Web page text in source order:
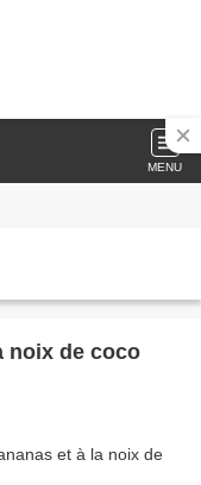
MENU
noix de coco